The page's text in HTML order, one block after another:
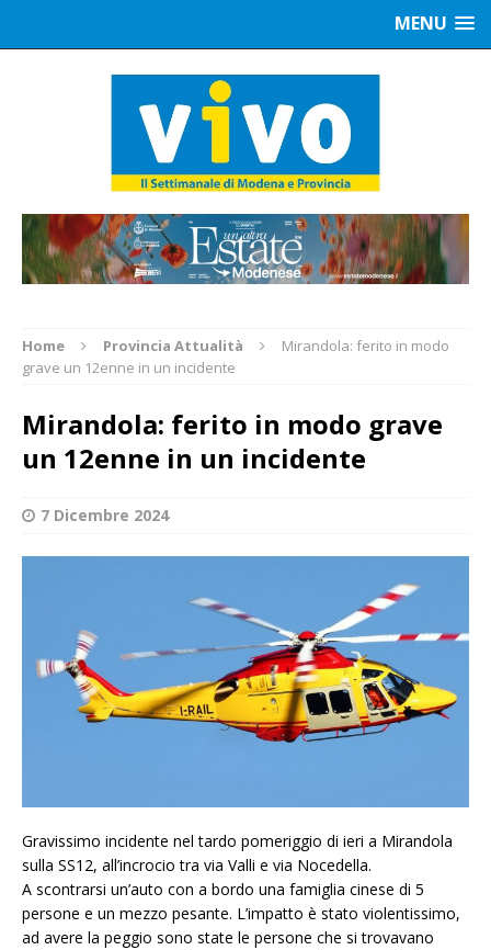
MENU
Home Provincia Attualità
Mirandola: ferito in modo
grave un 12enne in un incidente
Mirandola: ferito in modo grave
un 12enne in un incidente
7 Dicembre 2024
Gravissimo incidente nel tardo pomeriggio di ieri a Mirandola
sulla SS12, all’incrocio tra via Valli e via Nocedella.
A scontrarsi un’auto con a bordo una famiglia cinese di 5
persone e un mezzo pesante. L’impatto è stato violentissimo,
ad avere la peggio sono state le persone che si trovavano